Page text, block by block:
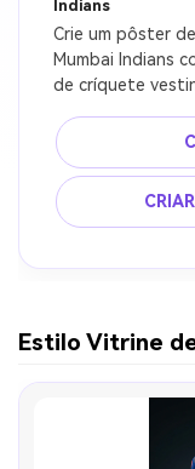
Indians
Crie um pôster
Mumbai Indians
de críquete
ao fundo, aura
realista,
Estilo Vitrine